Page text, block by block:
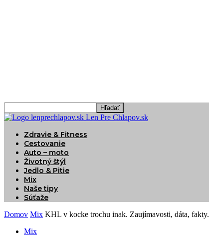
Len Pre Chlapov.sk
Zdravie & Fitness
Cestovanie
Auto – moto
Životný štýl
Jedlo & Pitie
Mix
Naše tipy
Súťaže
Domov Mix KHL v kocke trochu inak. Zaujímavosti, dáta, fakty.
Mix